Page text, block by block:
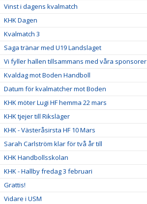
Vinst i dagens kvalmatch
KHK Dagen
Kvalmatch 3
Saga tränar med U19 Landslaget
Vi fyller hallen tillsammans med våra sponsorer
Kvaldag mot Boden Handboll
Datum för kvalmatcher mot Boden
KHK möter Lugi HF hemma 22 mars
KHK tjejer till Riksläger
KHK - Västeråsirsta HF 10 Mars
Sarah Carlström klar för två år till
KHK Handbollsskolan
KHK - Hallby fredag 3 februari
Grattis!
Vidare i USM